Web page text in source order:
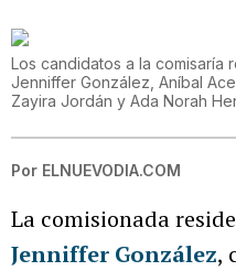
Los candidatos a la comisaría
Jenniffer González, Aníbal
Zayira Jordán y Ada Norah
Por ELNUEVODIA.COM
La comisionada
Jenniffer González,